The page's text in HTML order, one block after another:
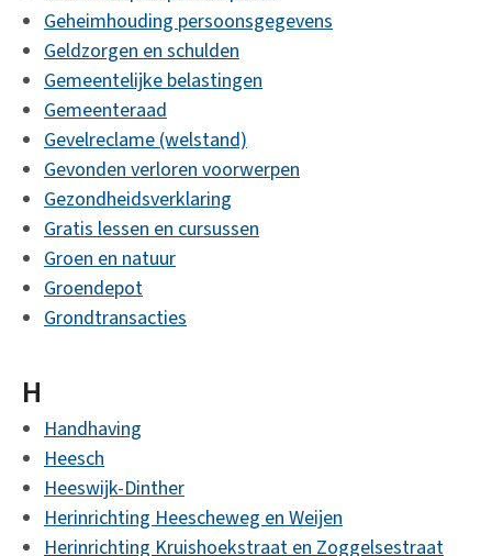
Geheimhouding persoonsgegevens
Geldzorgen en schulden
Gemeentelijke belastingen
Gemeenteraad
Gevelreclame (welstand)
Gevonden verloren voorwerpen
Gezondheidsverklaring
Gratis lessen en cursussen
Groen en natuur
Groendepot
Grondtransacties
H
Handhaving
Heesch
Heeswijk-Dinther
Herinrichting Heescheweg en Weijen
Herinrichting Kruishoekstraat en Zoggelsestraat